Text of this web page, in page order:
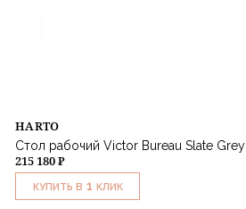
HARTO
Стол рабочий Victor Bureau Slate Grey
215 180 ₽
КУПИТЬ В 1 КЛИК